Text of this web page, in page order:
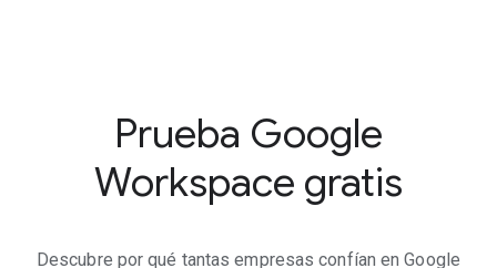
Prueba Google
Workspace gratis
Descubre por qué tantas empresas confían en Google